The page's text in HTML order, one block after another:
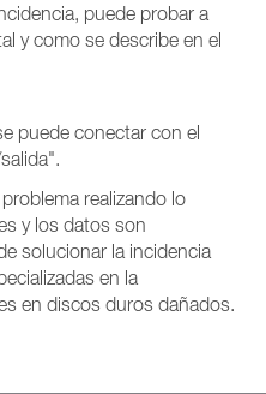
puede probar a
y como se describe en el
puede conectar con el
realizando lo
y los datos son
solucionar la incidencia
en la
en discos duros dañados.